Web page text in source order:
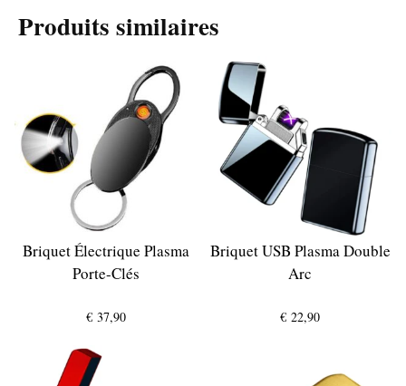
Produits similaires
Briquet Électrique Plasma
Porte-Clés
€ 37,90
Briquet USB Plasma Double
Arc
€ 22,90